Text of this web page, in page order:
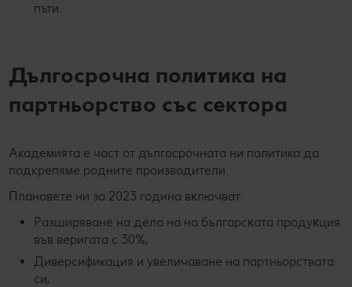
пъти.
Дългосрочна политика на
партньорство със сектора
Академията е част от дългосрочната ни политика да
подкрепяме родните производители.
Πлaнoвeтe ни зa 2023 гoдинa вĸлючвaт:
Рaзшиpявaнe нa дeлa нa нa бългapcĸaтa пpoдyĸция
във вepигaтa c 30%;
Диверсификация и увеличаване на партньорствата
си;